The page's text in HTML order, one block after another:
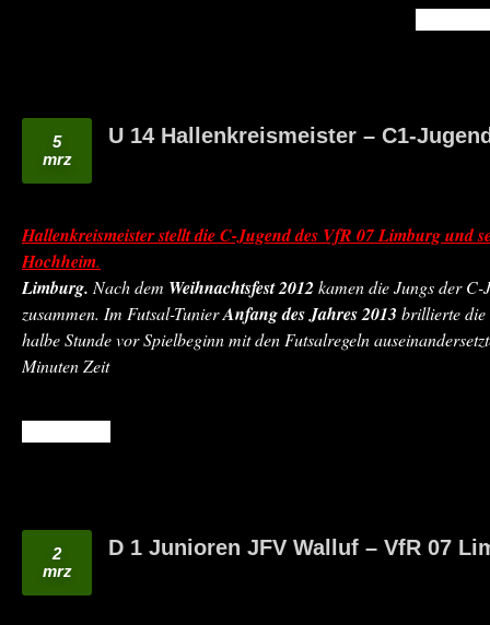
5
mrz
U 14 Hallenkreismeister – C1-
Hallenkreismeister stellt die C-Jugend des VfR 07 Limburg und
Hochheim.
Limburg. Nach dem Weihnachtsfest 2012 kamen die Jungs der
zusammen. Im Futsal-TunierAnfang des Jahres 2013 brillierte die
halbe Stunde vor Spielbeginn mit den Futsalregeln
Minuten Zeit
2
mrz
D 1 Junioren JFV Walluf – VfR 07